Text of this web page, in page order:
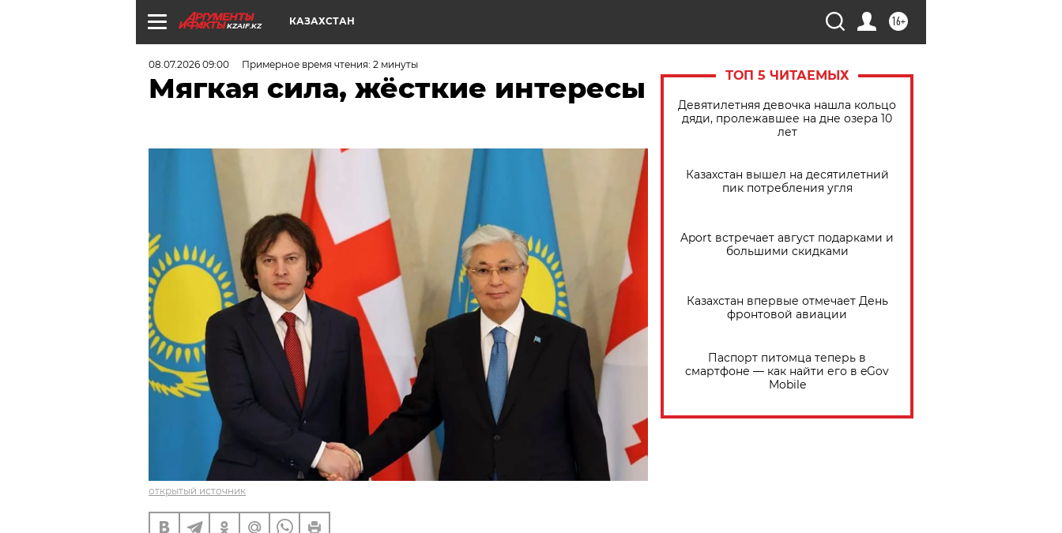
KZAIF.KZ 16+
КАЗАХСТАН
08.07.2026 09:00 Примерное время чтения: 2 минуты
Мягкая сила, жёсткие интересы
открытый источник
ТОП 5 ЧИТАЕМЫХ
Девятилетняя девочка нашла кольцо
дяди, пролежавшее на дне озера 10
лет
Казахстан вышел на десятилетний
пик потребления угля
Aport встречает август подарками и
большими скидками
Казахстан впервые отмечает День
фронтовой авиации
Паспорт питомца теперь в
смартфоне — как найти его в eGov
Mobile